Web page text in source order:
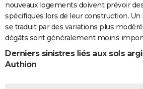
nouveaux logements doivent prévoir
spécifiques lors de leur construction. Un
se traduit par des variations plus
dégâts sont généralement moins
Derniers sinistres liés aux sols
Authion